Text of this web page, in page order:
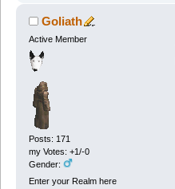
Goliath
Active Member
Posts: 171
my Votes: +1/-0
Gender:
Enter your Realm here